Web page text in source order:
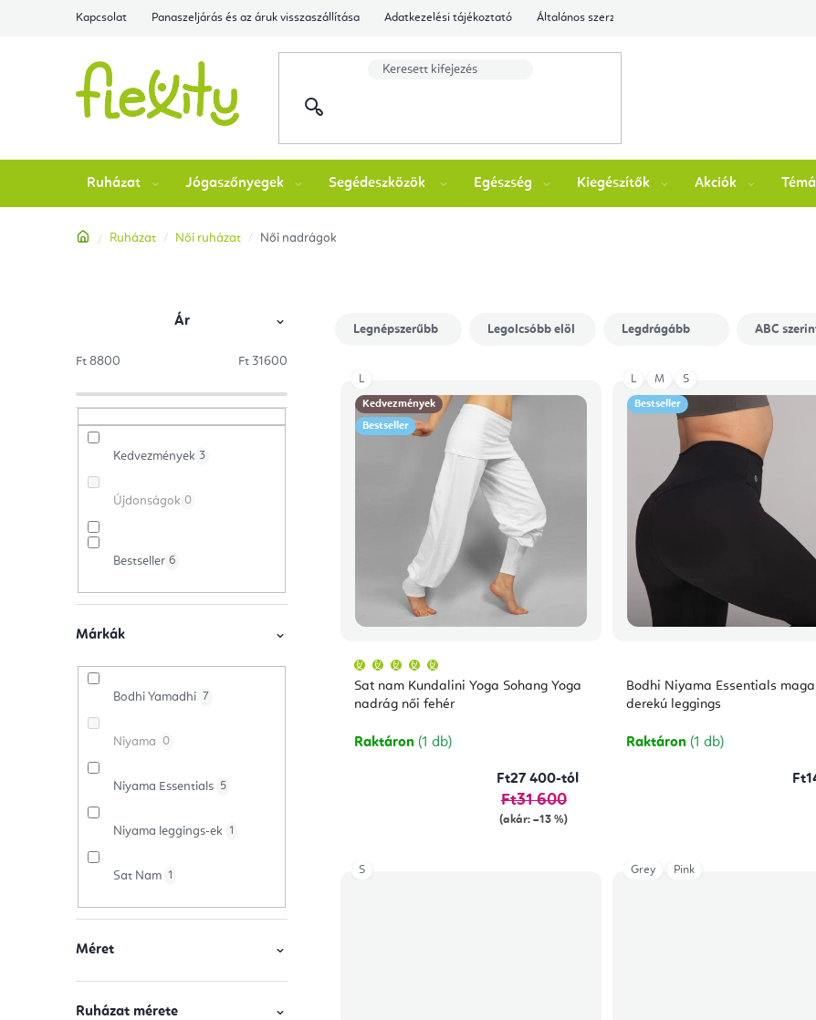
Kapcsolat Panaszeljárás és az áruk visszaszállítása Adatkezelési tájékoztató Általános szerződési feltételek Ellenőrizze a
Ruházat Jógaszőnyegek Segédeszközök Egészség Kiegészítők Akciók
Kezdőlap
Ruházat Női ruházat Női nadrágok
l
d
a
ó
a
n
e
Ár
Ft 8800 Ft 31600
Kedvezmények 3
Újdonságok 0
Bestseller 6
Márkák
Bodhi Yamadhi 7
Niyama 0
Niyama Essentials 5
Niyama leggings-ek 1
Sat Nam 1
Méret
Ruházat mérete
m
Legnépszerűbb Legolcsóbb elöl Legdrágább ABC
Kedvezmények
Bestseller
Sat nam Kundalini Yoga Sohang Yoga
nadrág női fehér
átlagos
értékelése
5-
csillag.
Raktáron (1 db)
Ft27 400-tól
Ft31 600
(akár: –13 %)
L
Bestseller
Bodhi Niyama Essentials
derekú leggings
Raktáron (1 db)
L M S
S Grey Pink